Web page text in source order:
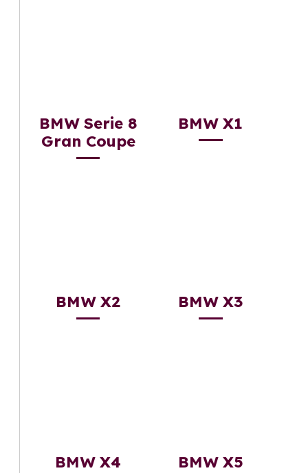
BMW Serie 8
Gran Coupe
BMW X1
BMW X2 BMW X3
BMW X4 BMW X5